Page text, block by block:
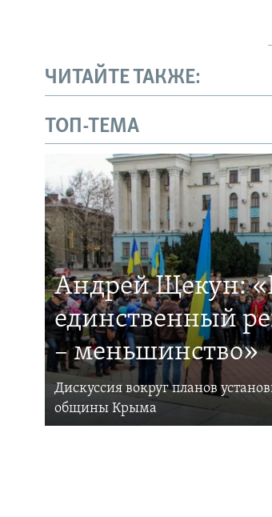
ЧИТАЙТЕ ТАКЖЕ:
ТОП-ТЕМА
Андрей Щекун:
единственный
– меньшинство»
Дискуссия вокруг планов
общины Крыма